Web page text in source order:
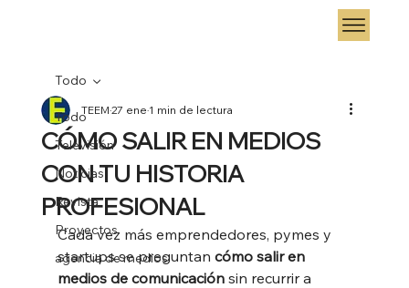
Todo
Televisión
Noticias
Revista
Proyectos
agencia de medios
Todo
CÓMO SALIR EN MEDIOS
CON TU HISTORIA
PROFESIONAL
TEEM27 ene1 min de lectura
Cada vez más emprendedores, pymes y
startups se preguntan cómo salir en
medios de comunicación sin recurrir a